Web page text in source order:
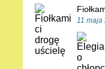
11 maja